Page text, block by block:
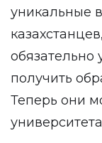
уникальные
обязательно
получить
Теперь они